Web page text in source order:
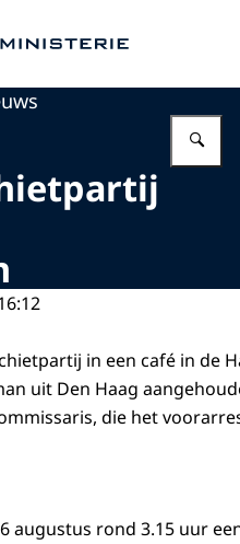
in een café in de
uit Den Haag
die het
augustus rond 3.15 uur